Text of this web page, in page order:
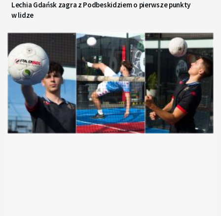
Lechia Gdańsk zagra z Podbeskidziem o pierwsze punkty
w lidze